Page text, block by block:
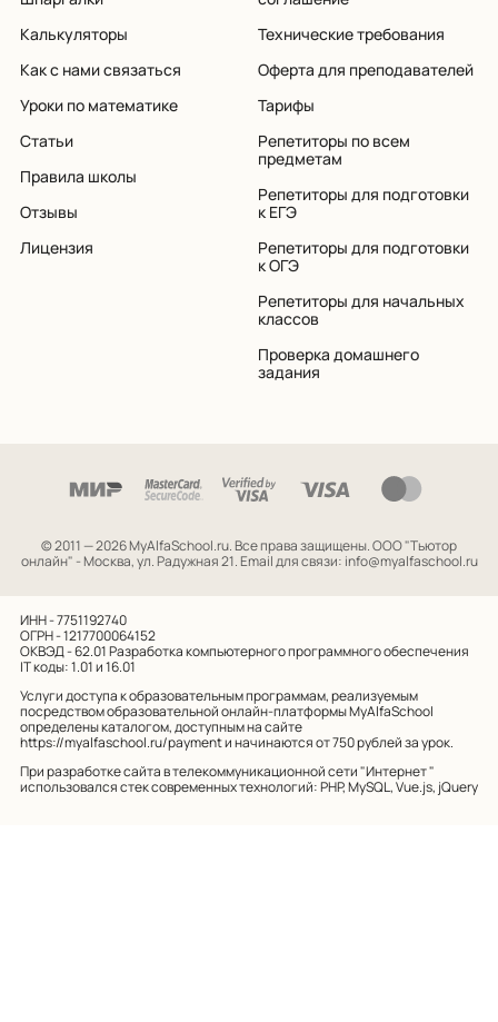
Калькуляторы
Как с нами связаться
Уроки по математике
Статьи
Правила школы
Отзывы
Лицензия
Технические требования
Оферта для преподавателей
Тарифы
Репетиторы по всем
предметам
Репетиторы для подготовки
к ЕГЭ
Репетиторы для подготовки
к ОГЭ
Репетиторы для начальных
классов
Проверка домашнего
задания
© 2011 — 2026 MyAlfaSchool.ru. Все права защищены.ООО "Тьютор
онлайн" - Москва, ул. Радужная 21. Email для связи: info@myalfaschool.ru
ИНН - 7751192740
ОГРН - 1217700064152
ОКВЭД - 62.01Разработка компьютерного программного обеспечения
IT коды: 1.01 и 16.01
Услуги доступа к образовательным программам, реализуемым
посредством образовательной онлайн-платформы MyAlfaSchool
определены каталогом, доступным на сайте
https://myalfaschool.ru/paymentи начинаются от 750 рублей за урок.
При разработке сайта в телекоммуникационной сети "Интернет "
использовался стек современных технологий: PHP, MySQL, Vue.js, jQuery